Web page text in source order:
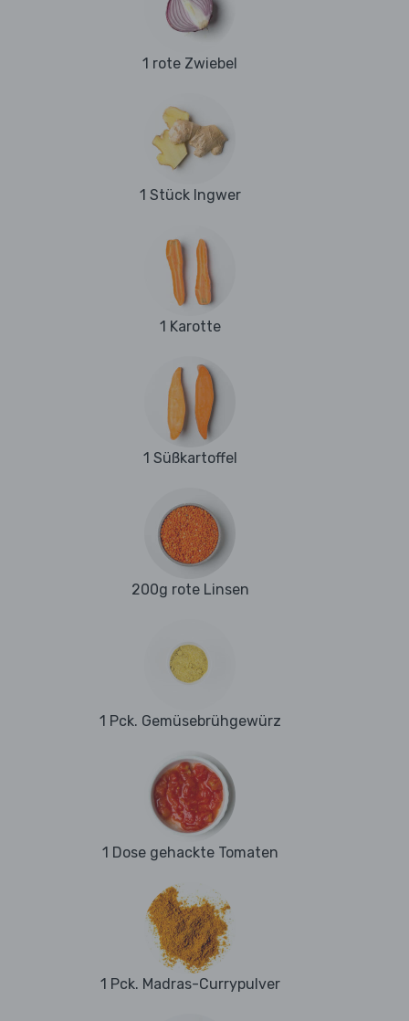
1 rote Zwiebel
1 Stück Ingwer
1 Karotte
1 Süßkartoffel
200g rote Linsen
1 Pck. Gemüsebrühgewürz
1 Dose gehackte Tomaten
1 Pck. Madras-Currypulver